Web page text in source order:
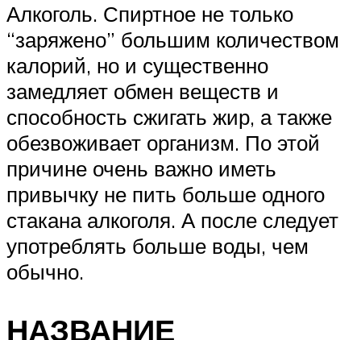
Алкоголь. Спиртное не только
“заряжено” большим количеством
калорий, но и существенно
замедляет обмен веществ и
способность сжигать жир, а также
обезвоживает организм. По этой
причине очень важно иметь
привычку не пить больше одного
стакана алкоголя. А после следует
употреблять больше воды, чем
обычно.
НАЗВАНИЕ